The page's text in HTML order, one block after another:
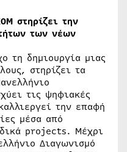
στηρίζει την
των νέων
τη δημιουργία μιας
στηρίζει τα
τις ψηφιακές
την επαφή
μέσα από
projects. Μέχρι
Διαγωνισμό